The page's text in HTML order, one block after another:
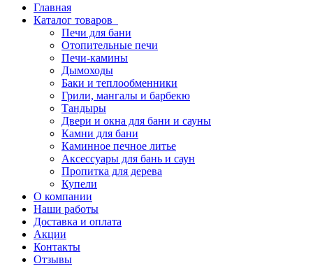
Главная
Каталог товаров
Печи для бани
Отопительные печи
Печи-камины
Дымоходы
Баки и теплообменники
Грили, мангалы и барбекю
Тандыры
Двери и окна для бани и сауны
Камни для бани
Каминное печное литье
Аксессуары для бань и саун
Пропитка для дерева
Купели
О компании
Наши работы
Доставка и оплата
Акции
Контакты
Отзывы